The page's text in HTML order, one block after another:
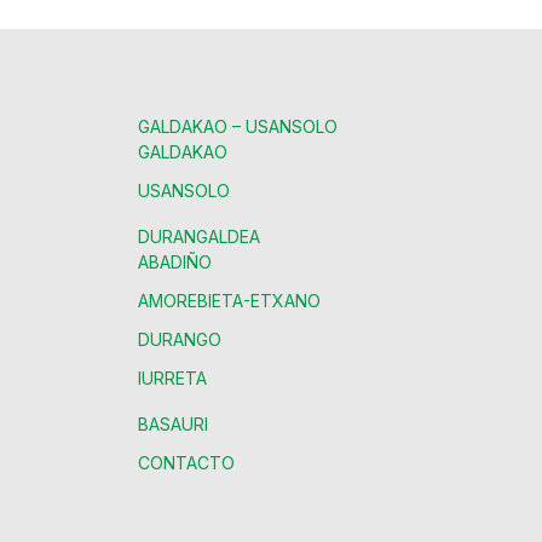
GALDAKAO – USANSOLO
GALDAKAO
USANSOLO
DURANGALDEA
ABADIÑO
AMOREBIETA-ETXANO
DURANGO
IURRETA
BASAURI
CONTACTO